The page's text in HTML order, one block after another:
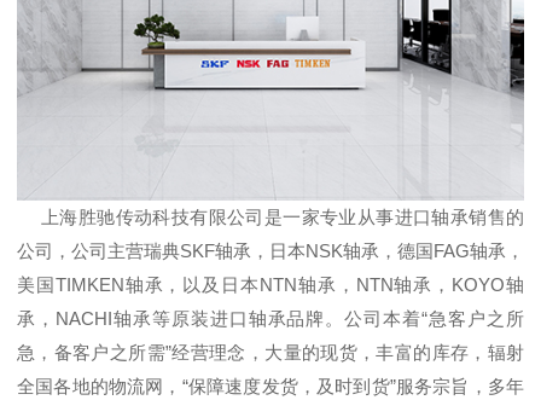
上海胜驰传动科技有限公司是一家专业从事进口轴承销售的
公司，公司主营瑞典SKF轴承，日本NSK轴承，德国FAG轴承，
美国TIMKEN轴承，以及日本NTN轴承，NTN轴承，KOYO轴
承，NACHI轴承等原装进口轴承品牌。公司本着“急客户之所
急，备客户之所需”经营理念，大量的现货，丰富的库存，辐射
全国各地的物流网，“保障速度发货，及时到货”服务宗旨，多年